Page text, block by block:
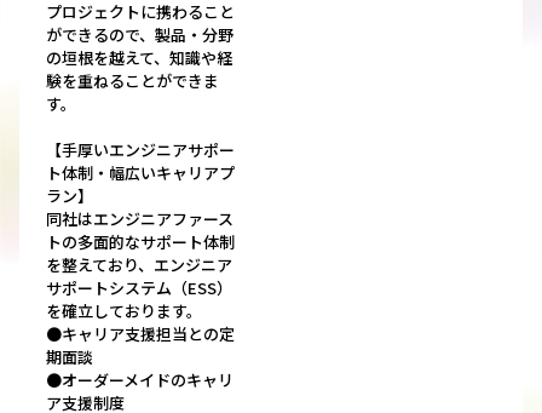
プロジェクトに携わること
ができるので、製品・分野
の垣根を越えて、知識や経
験を重ねることができま
す。
【手厚いエンジニアサポー
ト体制・幅広いキャリアプ
ラン】
同社はエンジニアファース
トの多面的なサポート体制
を整えており、エンジニア
サポートシステム（ESS）
を確立しております。
●キャリア支援担当との定
期面談
●オーダーメイドのキャリ
ア支援制度